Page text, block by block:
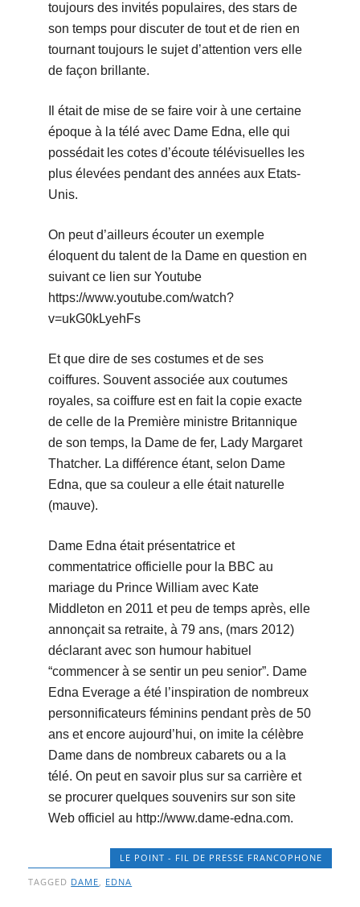
toujours des invités populaires, des stars de
son temps pour discuter de tout et de rien en
tournant toujours le sujet d’attention vers elle
de façon brillante.
Il était de mise de se faire voir à une certaine
époque à la télé avec Dame Edna, elle qui
possédait les cotes d’écoute télévisuelles les
plus élevées pendant des années aux Etats-
Unis.
On peut d’ailleurs écouter un exemple
éloquent du talent de la Dame en question en
suivant ce lien sur Youtube
https://www.youtube.com/watch?
v=ukG0kLyehFs
Et que dire de ses costumes et de ses
coiffures. Souvent associée aux coutumes
royales, sa coiffure est en fait la copie exacte
de celle de la Première ministre Britannique
de son temps, la Dame de fer, Lady Margaret
Thatcher. La différence étant, selon Dame
Edna, que sa couleur a elle était naturelle
(mauve).
Dame Edna était présentatrice et
commentatrice officielle pour la BBC au
mariage du Prince William avec Kate
Middleton en 2011 et peu de temps après, elle
annonçait sa retraite, à 79 ans, (mars 2012)
déclarant avec son humour habituel
“commencer à se sentir un peu senior”. Dame
Edna Everage a été l’inspiration de nombreux
personnificateurs féminins pendant près de 50
ans et encore aujourd’hui, on imite la célèbre
Dame dans de nombreux cabarets ou a la
télé. On peut en savoir plus sur sa carrière et
se procurer quelques souvenirs sur son site
Web officiel au http://www.dame-edna.com.
LE POINT - FIL DE PRESSE FRANCOPHONE
TAGGED DAME, EDNA